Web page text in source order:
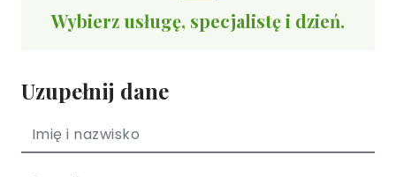
Wybierz usługę, specjalistę i dzień.
Uzupełnij dane